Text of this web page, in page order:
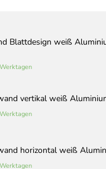
Blattdesign weiß
vertikal weiß
horizontal weiß